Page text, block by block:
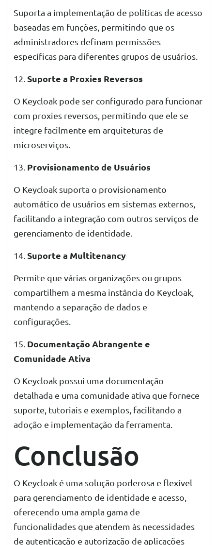
Suporta a implementação de políticas de acesso
baseadas em funções, permitindo que os
administradores definam permissões
específicas para diferentes grupos de usuários.
12. Suporte a Proxies Reversos
O Keycloak pode ser configurado para funcionar
com proxies reversos, permitindo que ele se
integre facilmente em arquiteturas de
microserviços.
13. Provisionamento de Usuários
O Keycloak suporta o provisionamento
automático de usuários em sistemas externos,
facilitando a integração com outros serviços de
gerenciamento de identidade.
14. Suporte a Multitenancy
Permite que várias organizações ou grupos
compartilhem a mesma instância do Keycloak,
mantendo a separação de dados e
configurações.
15. Documentação Abrangente e
Comunidade Ativa
O Keycloak possui uma documentação
detalhada e uma comunidade ativa que fornece
suporte, tutoriais e exemplos, facilitando a
adoção e implementação da ferramenta.
Conclusão
O Keycloak é uma solução poderosa e flexível
para gerenciamento de identidade e acesso,
oferecendo uma ampla gama de
funcionalidades que atendem às necessidades
de autenticação e autorização de aplicações